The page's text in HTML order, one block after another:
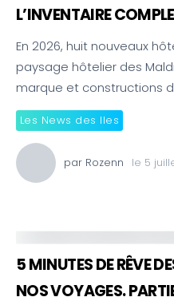
L’INVENTAIRE
Les News des Iles
En 2026, huit nouveaux
paysage hôtelier des
marque et constructions
par Rozenn le 5
5 MINUTES DE RÊVE
NOS VOYAGES.